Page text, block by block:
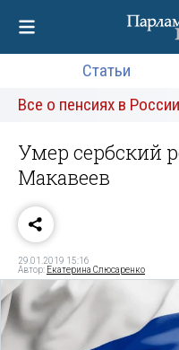
Статьи
Все о пенсиях в России
Умер сербский
Макавеев
29.01.2019 15:16
Автор: Екатерина Слюсаренко